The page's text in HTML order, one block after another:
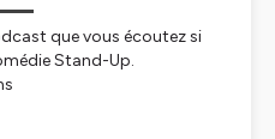
que vous écoutez si
Stand-Up.